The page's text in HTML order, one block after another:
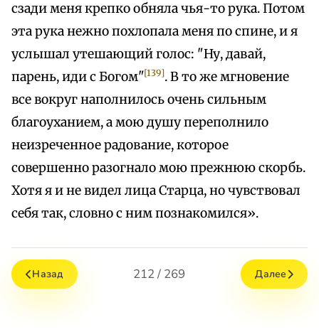
сзади меня крепко обняла чья-то рука. Потом
эта рука нежно похлопала меня по спине, и я
услышал утешающий голос: "Ну, давай,
парень, иди с Богом"[139]. В то же мгновение
все вокруг наполнилось очень сильным
благоуханием, а мою душу переполнило
неизреченное радование, которое
совершенно разогнало мою прежнюю скорбь.
Хотя я и не видел лица Старца, но чувствовал
себя так, словно с ним познакомился».
Назад 212 / 269 Далее